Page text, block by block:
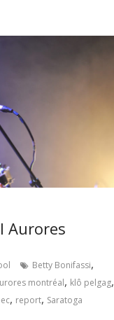
Aurores
Betty Bonifassi,
montréal, klô pelgag,
, report, Saratoga